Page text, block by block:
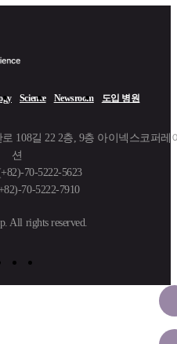
Science Newsroom 도입 병원
108길 22 2층, 9층 아이넥스코퍼레
션
70-5222-5623
70-5222-7910
All rights reserved.